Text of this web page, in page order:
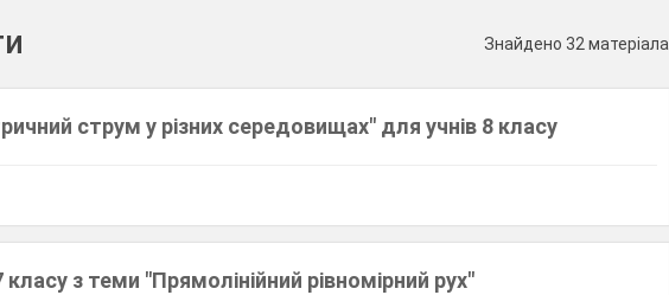
Знайдено 32 матеріала
струм у різних середовищах" для учнів 8 класу
з теми "Прямолінійний рівномірний рух"